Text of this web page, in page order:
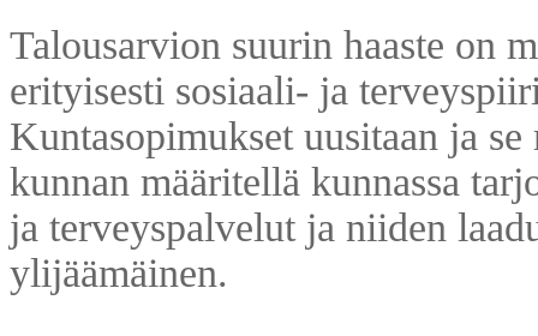
Talousarvion suurin haaste on
erityisesti sosiaali- ja
Kuntasopimukset uusitaan ja
kunnan määritellä kunnassa
ja terveyspalvelut ja niiden
ylijäämäinen.